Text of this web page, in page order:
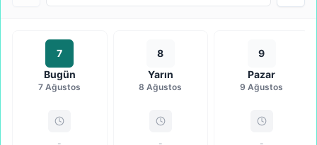
7
Bugün
7 Ağustos
8
Yarın
8 Ağustos
9
Pazar
9 Ağustos